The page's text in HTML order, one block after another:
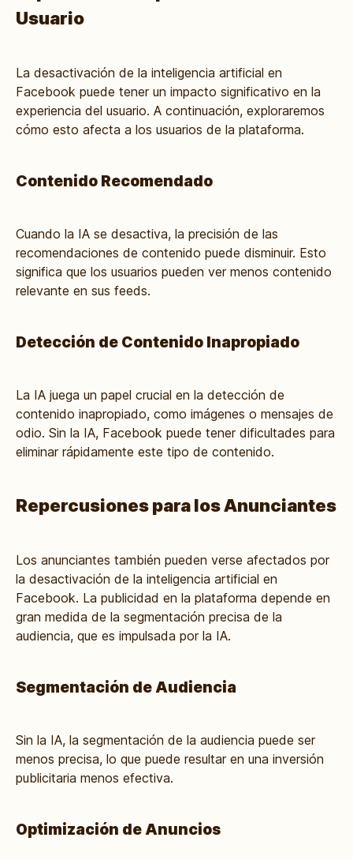
Usuario
La desactivación de la inteligencia artificial en
Facebook puede tener un impacto significativo en la
experiencia del usuario. A continuación, exploraremos
cómo esto afecta a los usuarios de la plataforma.
Contenido Recomendado
Cuando la IA se desactiva, la precisión de las
recomendaciones de contenido puede disminuir. Esto
significa que los usuarios pueden ver menos contenido
relevante en sus feeds.
Detección de Contenido Inapropiado
La IA juega un papel crucial en la detección de
contenido inapropiado, como imágenes o mensajes de
odio. Sin la IA, Facebook puede tener dificultades para
eliminar rápidamente este tipo de contenido.
Repercusiones para los Anunciantes
Los anunciantes también pueden verse afectados por
la desactivación de la inteligencia artificial en
Facebook. La publicidad en la plataforma depende en
gran medida de la segmentación precisa de la
audiencia, que es impulsada por la IA.
Segmentación de Audiencia
Sin la IA, la segmentación de la audiencia puede ser
menos precisa, lo que puede resultar en una inversión
publicitaria menos efectiva.
Optimización de Anuncios